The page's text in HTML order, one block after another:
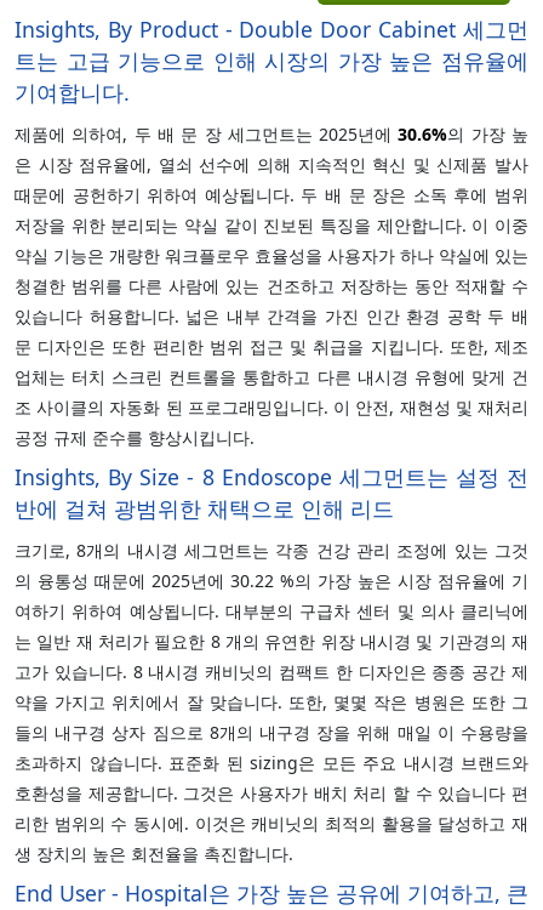
Insights, By Product - Double Door Cabinet 세그먼
트는 고급 기능으로 인해 시장의 가장 높은 점유율에
기여합니다.
제품에 의하여, 두 배 문 장 세그먼트는 2025년에30.6%의 가장 높
은 시장 점유율에, 열쇠 선수에 의해 지속적인 혁신 및 신제품 발사
때문에 공헌하기 위하여 예상됩니다. 두 배 문 장은 소독 후에 범위
저장을 위한 분리되는 약실 같이 진보된 특징을 제안합니다. 이 이중
약실 기능은 개량한 워크플로우 효율성을 사용자가 하나 약실에 있는
청결한 범위를 다른 사람에 있는 건조하고 저장하는 동안 적재할 수
있습니다 허용합니다. 넓은 내부 간격을 가진 인간 환경 공학 두 배
문 디자인은 또한 편리한 범위 접근 및 취급을 지킵니다. 또한, 제조
업체는 터치 스크린 컨트롤을 통합하고 다른 내시경 유형에 맞게 건
조 사이클의 자동화 된 프로그래밍입니다. 이 안전, 재현성 및 재처리
공정 규제 준수를 향상시킵니다.
Insights, By Size - 8 Endoscope 세그먼트는 설정 전
반에 걸쳐 광범위한 채택으로 인해 리드
크기로, 8개의 내시경 세그먼트는 각종 건강 관리 조정에 있는 그것
의 융통성 때문에 2025년에 30.22 %의 가장 높은 시장 점유율에 기
여하기 위하여 예상됩니다. 대부분의 구급차 센터 및 의사 클리닉에
는 일반 재 처리가 필요한 8 개의 유연한 위장 내시경 및 기관경의 재
고가 있습니다. 8 내시경 캐비닛의 컴팩트 한 디자인은 종종 공간 제
약을 가지고 위치에서 잘 맞습니다. 또한, 몇몇 작은 병원은 또한 그
들의 내구경 상자 짐으로 8개의 내구경 장을 위해 매일 이 수용량을
초과하지 않습니다. 표준화 된 sizing은 모든 주요 내시경 브랜드와
호환성을 제공합니다. 그것은 사용자가 배치 처리 할 수 있습니다 편
리한 범위의 수 동시에. 이것은 캐비닛의 최적의 활용을 달성하고 재
생 장치의 높은 회전율을 촉진합니다.
End User - Hospital은 가장 높은 공유에 기여하고, 큰